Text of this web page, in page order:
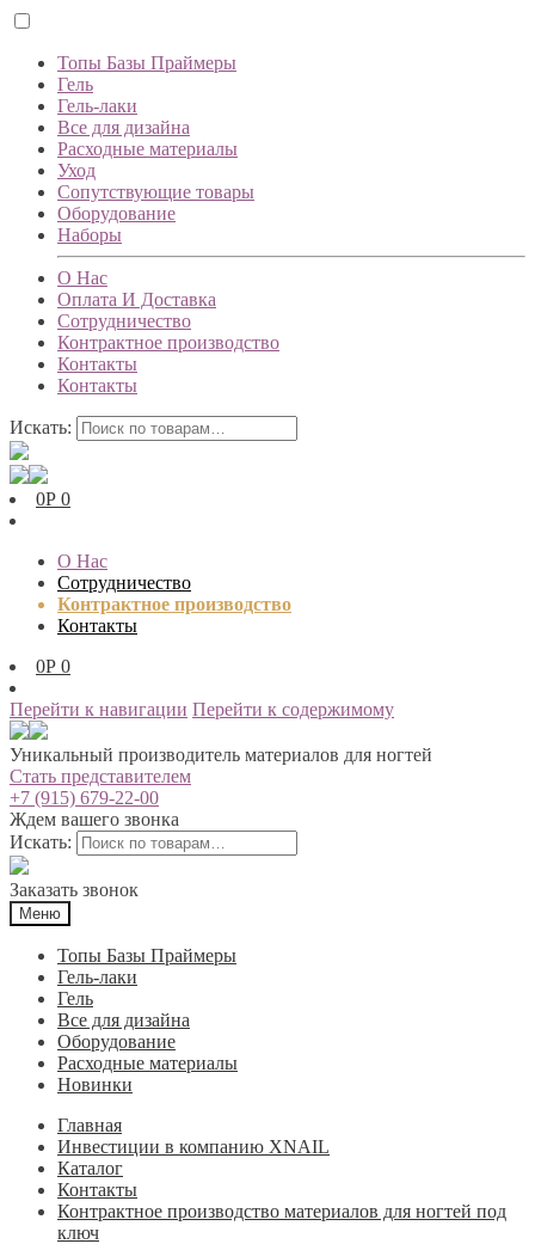
Топы Базы Праймеры
Гель
Гель-лаки
Все для дизайна
Расходные материалы
Уход
Сопутствующие товары
Оборудование
Наборы
О Нас
Оплата И Доставка
Сотрудничество
Контрактное производство
Контакты
Контакты
Искать:
0Р 0
О Нас
Сотрудничество
Контрактное производство
Контакты
0Р 0
Перейти к навигации Перейти к содержимому
Уникальный производитель материалов для ногтей
Стать представителем
+7 (915) 679-22-00
Ждем вашего звонка
Искать:
Заказать звонок
Меню
Топы Базы Праймеры
Гель-лаки
Гель
Все для дизайна
Оборудование
Расходные материалы
Новинки
Главная
Инвестиции в компанию XNAIL
Каталог
Контакты
Контрактное производство материалов для ногтей под
ключ